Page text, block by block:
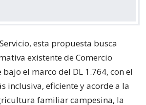
esta propuesta busca
existente de Comercio
el marco del DL 1.764, con el
inclusiva, eficiente y acorde a la
familiar campesina, la